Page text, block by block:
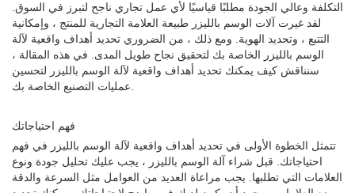
التكلفة وعالي الجودة مطلبًا قياسيًا لأي عمل تجاري ناجح لتبرز في السوق.
لقد غيرت آلات الوسم بالليزر طبيعة العلامة التجارية للمنتج ، وإمكانية
التتبع ، وتحديد الهوية. ومع ذلك ، من الضروري تحديد أهداف واقعية لآلة
الوسم بالليزر الخاصة بك لتحقيق نجاح طويل المدى. في هذه المقالة ،
سنناقش كيف يمكنك تحديد أهداف واقعية لآلة الوسم بالليزر لتحسين
فهم احتياجاتك
تتمثل الخطوة الأولى في تحديد أهداف واقعية لآلة الوسم بالليزر في فهم
احتياجاتك. قبل شراء آلة الوسم بالليزر ، يجب عليك تحليل جودة ونوع
العلامات التي تطلبها. يجب مراعاة العديد من العوامل مثل السرعة والدقة